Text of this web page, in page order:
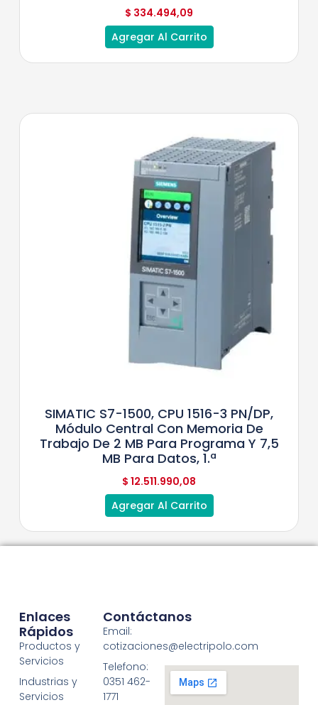
$ 334.494,09
Agregar Al Carrito
SIMATIC S7-1500, CPU 1516-3 PN/DP,
Módulo Central Con Memoria De
Trabajo De 2 MB Para Programa Y 7,5
MB Para Datos, 1.ª
$ 12.511.990,08
Agregar Al Carrito
Enlaces
Rápidos
Productos y
Servicios
Industrias y
Servicios
Contáctanos
Email:
cotizaciones@electripolo.com
Telefono:
0351 462-
1771